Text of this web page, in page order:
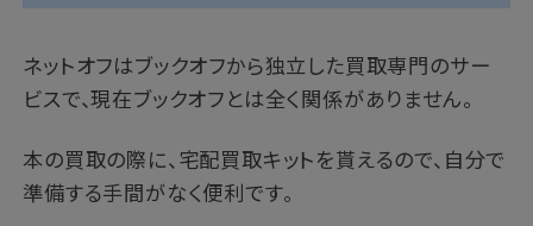
ネットオフはブックオフから独立した買取専門のサー
ビスで、現在ブックオフとは全く関係がありません。
本の買取の際に、宅配買取キットを貰えるので、自分で
準備する手間がなく便利です。